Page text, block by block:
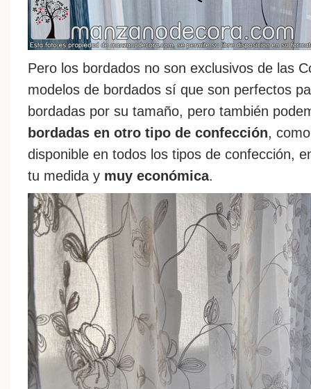
Pero los bordados no son exclusivos de las
modelos de bordados sí que son perfectos
bordadas por su tamaño, pero también
bordadas en otro tipo de confección,
disponible en todos los tipos de confección,
tu medida y muy económica.